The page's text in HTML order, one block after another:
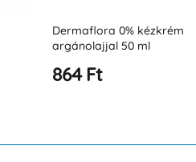
Dermaflora 0% kézkrém
kókuszolajjal 50 ml
864 Ft